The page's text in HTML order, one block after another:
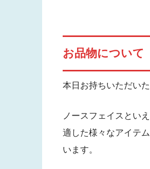
お品物について
本日お持ちいただい
ノースフェイスとい
適した様々なアイテ
います。